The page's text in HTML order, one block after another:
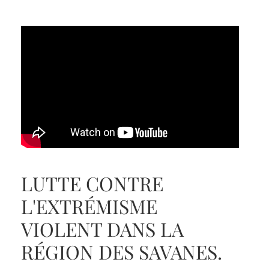
LUTTE CONTRE
L'EXTRÉMISME
VIOLENT DANS LA
RÉGION DES SAVANES.